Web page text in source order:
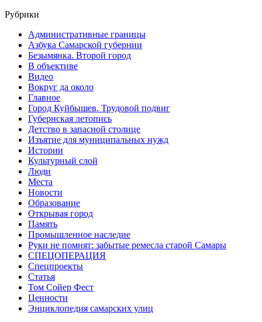
Рубрики
Административные границы
Азбука Самарской губернии
Безымянка. Второй город
В объективе
Видео
Вокруг да около
Главное
Город Куйбышев. Трудовой подвиг
Губернская летопись
Детство в запасной столице
Изъятие для муниципальных нужд
Истории
Культурный слой
Люди
Места
Новости
Образование
Открывая город
Память
Промышленное наследие
Руки не помнят: забытые ремесла старой Самары
СПЕЦОПЕРАЦИЯ
Спецпроекты
Статья
Том Сойер Фест
Ценности
Энциклопедия самарских улиц